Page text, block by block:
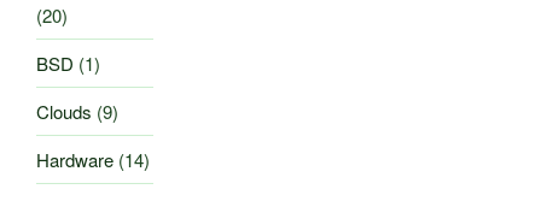
(20)
BSD (1)
Clouds (9)
Hardware (14)